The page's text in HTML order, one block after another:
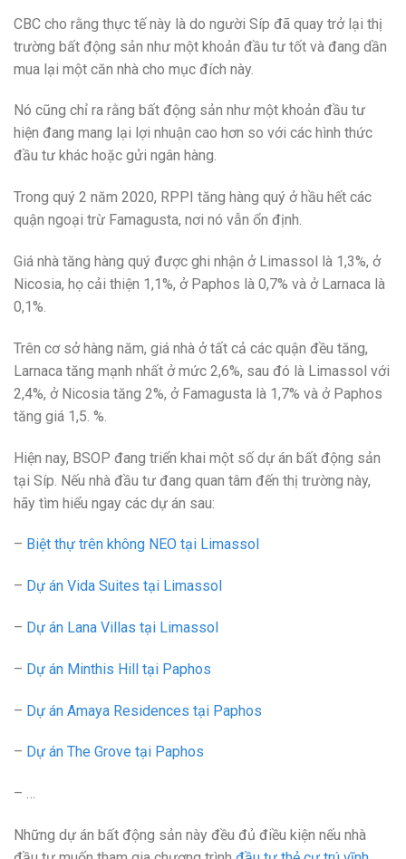
CBC cho rằng thực tế này là do người Síp đã quay trở lại thị
trường bất động sản như một khoản đầu tư tốt và đang dần
mua lại một căn nhà cho mục đích này.
Nó cũng chỉ ra rằng bất động sản như một khoản đầu tư
hiện đang mang lại lợi nhuận cao hơn so với các hình thức
đầu tư khác hoặc gửi ngân hàng.
Trong quý 2 năm 2020, RPPI tăng hàng quý ở hầu hết các
quận ngoại trừ Famagusta, nơi nó vẫn ổn định.
Giá nhà tăng hàng quý được ghi nhận ở Limassol là 1,3%, ở
Nicosia, họ cải thiện 1,1%, ở Paphos là 0,7% và ở Larnaca là
0,1%.
Trên cơ sở hàng năm, giá nhà ở tất cả các quận đều tăng,
Larnaca tăng mạnh nhất ở mức 2,6%, sau đó là Limassol với
2,4%, ở Nicosia tăng 2%, ở Famagusta là 1,7% và ở Paphos
tăng giá 1,5. %.
Hiện nay, BSOP đang triển khai một số dự án bất động sản
tại Síp. Nếu nhà đầu tư đang quan tâm đến thị trường này,
hãy tìm hiểu ngay các dự án sau:
– Biệt thự trên không NEO tại Limassol
– Dự án Vida Suites tại Limassol
– Dự án Lana Villas tại Limassol
– Dự án Minthis Hill tại Paphos
– Dự án Amaya Residences tại Paphos
– Dự án The Grove tại Paphos
– …
Những dự án bất động sản này đều đủ điều kiện nếu nhà